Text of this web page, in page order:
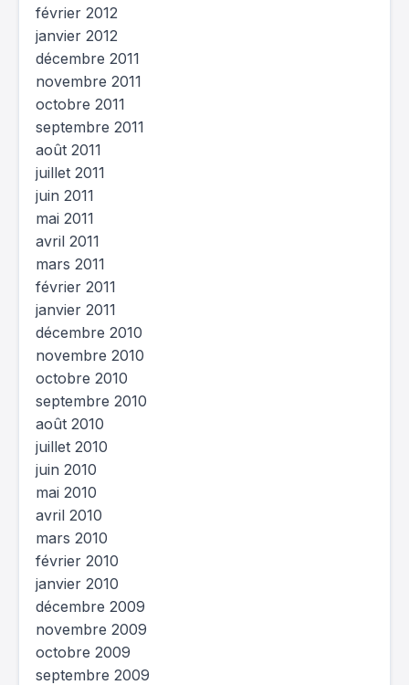
février 2012
janvier 2012
décembre 2011
novembre 2011
octobre 2011
septembre 2011
août 2011
juillet 2011
juin 2011
mai 2011
avril 2011
mars 2011
février 2011
janvier 2011
décembre 2010
novembre 2010
octobre 2010
septembre 2010
août 2010
juillet 2010
juin 2010
mai 2010
avril 2010
mars 2010
février 2010
janvier 2010
décembre 2009
novembre 2009
octobre 2009
septembre 2009